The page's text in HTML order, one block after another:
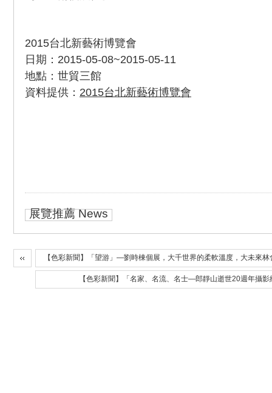
2015台北新藝術博覽會
日期：2015-05-08~2015-05-11
地點：世貿三館
資料提供： 2015台北新藝術博覽會
展覽推薦 News
【色彩新聞】「望游」—劉時棟個展，大千世界的柔軟溫度，大未來
【色彩新聞】「名家、名流、名士—郎靜山逝世20週年攝